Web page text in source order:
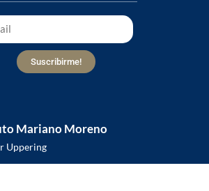
Suscribirme!
Mariano Moreno
Uppering